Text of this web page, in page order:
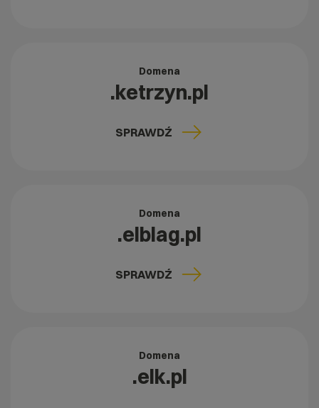
Domena
.ketrzyn.pl
SPRAWDŹ
Domena
.elblag.pl
SPRAWDŹ
Domena
.elk.pl